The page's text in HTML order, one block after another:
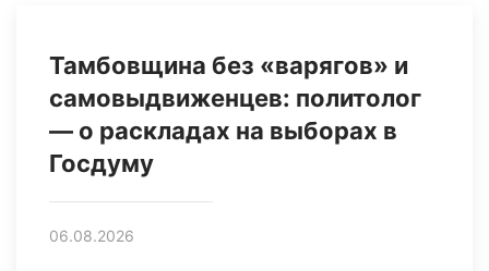
Тамбовщина без «варягов» и
самовыдвиженцев: политолог
— о раскладах на выборах в
Госдуму
06.08.2026